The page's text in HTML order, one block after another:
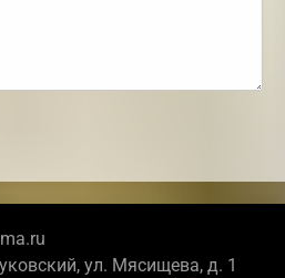
ул. Мясищева, д. 1